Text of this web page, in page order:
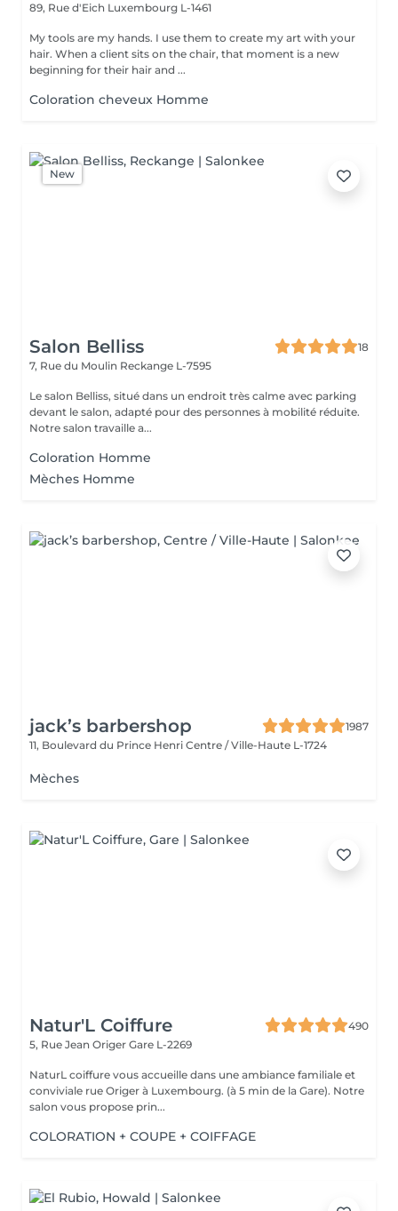
89, Rue d'Eich Luxembourg L-1461
My tools are my hands. I use them to create my art with your
hair. When a client sits on the chair, that moment is a new
beginning for their hair and ...
Coloration cheveux Homme
New
Salon Belliss
18
7, Rue du Moulin Reckange L-7595
Le salon Belliss, situé dans un endroit très calme avec parking
devant le salon, adapté pour des personnes à mobilité réduite.
Notre salon travaille a...
Coloration Homme
Mèches Homme
jack’s barbershop
1987
11, Boulevard du Prince Henri Centre / Ville-Haute L-1724
Mèches
Natur'L Coiffure
490
5, Rue Jean Origer Gare L-2269
NaturL coiffure vous accueille dans une ambiance familiale et
conviviale rue Origer à Luxembourg. (à 5 min de la Gare). Notre
salon vous propose prin...
COLORATION + COUPE + COIFFAGE